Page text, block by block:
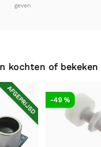
geven
kochten of bekeken
AFGEPRIJSD -49 %